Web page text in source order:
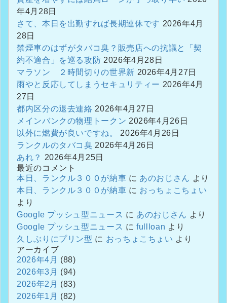
年4月28日
さて、本日を出勤すれば長期連休です 2026年4月
28日
禁煙車のはずがタバコ臭？販売店への抗議と「契
約不適合」を巡る攻防 2026年4月28日
マラソン ２時間切りの世界新 2026年4月27日
雨やと反応してしまうセキュリティー 2026年4月
27日
都内区分の退去連絡 2026年4月27日
メインバンクの物理トークン 2026年4月26日
以外に燃費が良いですね。
2026年4月26日
ランクルのタバコ臭 2026年4月26日
あれ？
2026年4月25日
最近のコメント
本日、ランクル３００が納車 に あのおじさん より
本日、ランクル３００が納車 に おっちょこちょい
より
Google プッシュ型ニュース に あのおじさん より
Google プッシュ型ニュース にfullloan より
久しぶりにプリン型 に おっちょこちょい より
アーカイブ
2026年4月 (88)
2026年3月 (94)
2026年2月 (83)
2026年1月 (82)